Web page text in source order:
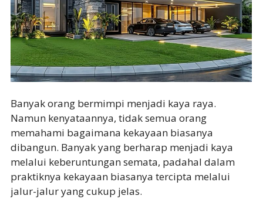
Banyak orang bermimpi menjadi kaya raya.
Namun kenyataannya, tidak semua orang
memahami bagaimana kekayaan biasanya
dibangun. Banyak yang berharap menjadi kaya
melalui keberuntungan semata, padahal dalam
praktiknya kekayaan biasanya tercipta melalui
jalur-jalur yang cukup jelas.